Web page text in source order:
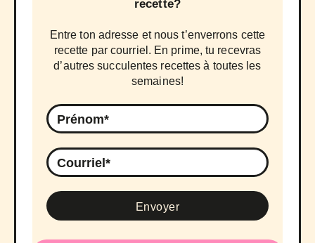
recette?
Entre ton adresse et nous t’enverrons cette
recette par courriel. En prime, tu recevras
d’autres succulentes recettes à toutes les
semaines!